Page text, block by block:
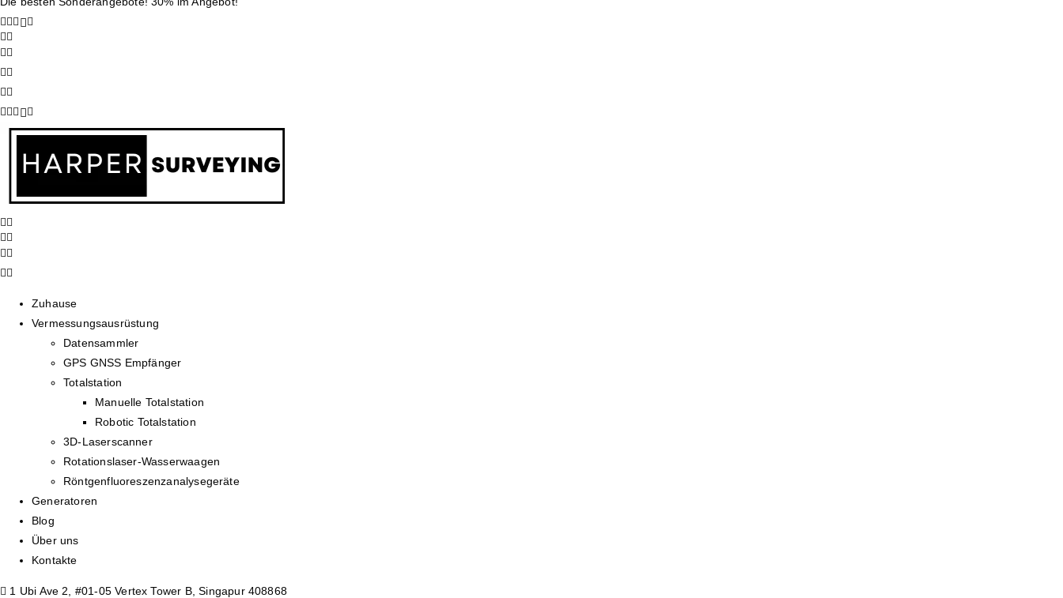
Zuhause
Vermessungsausrüstung
Datensammler
GPS GNSS Empfänger
Totalstation
Manuelle Totalstation
Robotic Totalstation
3D-Laserscanner
Rotationslaser-Wasserwaagen
Röntgenfluoreszenzanalysegeräte
Generatoren
Blog
Über uns
Kontakte
1 Ubi Ave 2, #01-05 Vertex Tower B, Singapur 408868